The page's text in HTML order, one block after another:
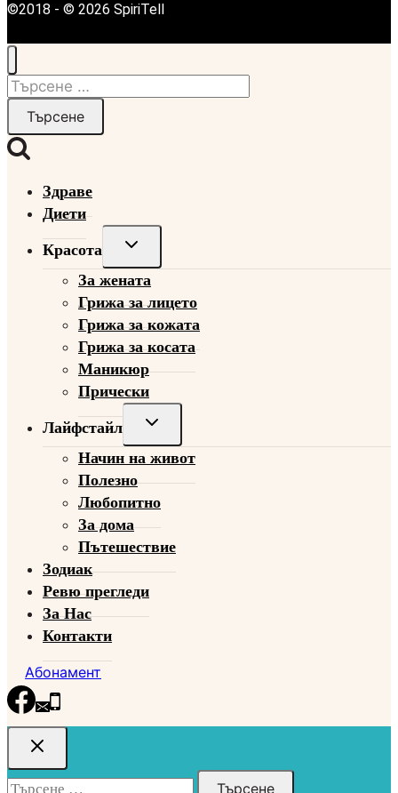
©2018 - © 2026 SpiriTell
Търсене
Здраве
Диети
Красота
Toggle
menu
За жената
Грижа за лицето
Грижа за кожата
Грижа за косата
Маникюр
Прически
Лайфстайл
Toggle
menu
Начин на живот
Полезно
Любопитно
За дома
Пътешествие
Зодиак
Ревю прегледи
За Нас
Контакти
Абонамент
Търсене